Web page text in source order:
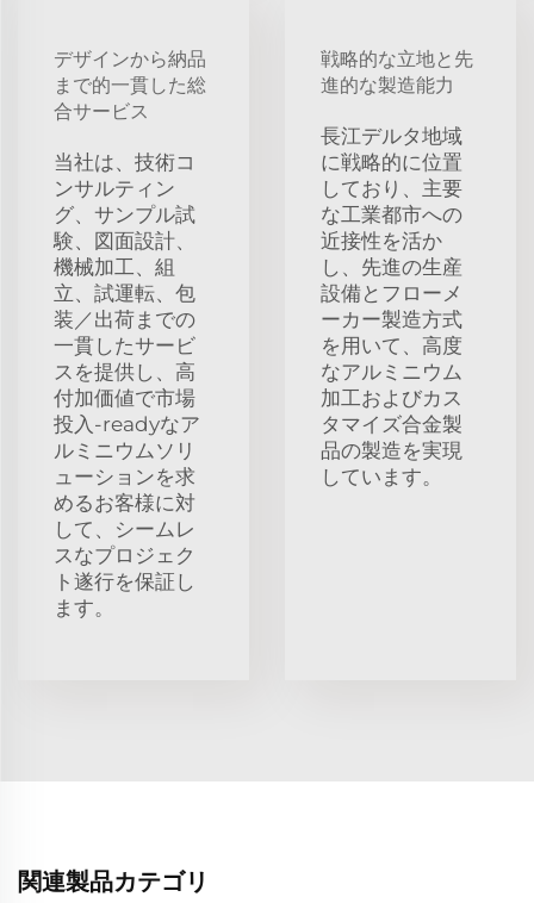
デザインから納品
まで的一貫した総
合サービス
当社は、技術コ
ンサルティン
グ、サンプル試
験、図面設計、
機械加工、組
立、試運転、包
装／出荷までの
一貫したサービ
スを提供し、高
付加価値で市場
投入-readyなア
ルミニウムソリ
ューションを求
めるお客様に対
して、シームレ
スなプロジェク
ト遂行を保証し
ます。
戦略的な立地と先
進的な製造能力
長江デルタ地域
に戦略的に位置
しており、主要
な工業都市への
近接性を活か
し、先進の生産
設備とフローメ
ーカー製造方式
を用いて、高度
なアルミニウム
加工およびカス
タマイズ合金製
品の製造を実現
しています。
関連製品カテゴリ